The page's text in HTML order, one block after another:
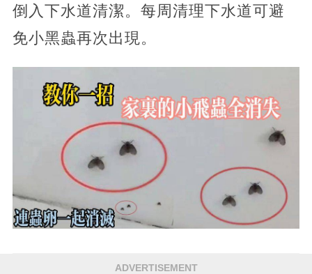
倒入下水道清潔。每周清理下水道可避
免小黑蟲再次出現。
ADVERTISEMENT